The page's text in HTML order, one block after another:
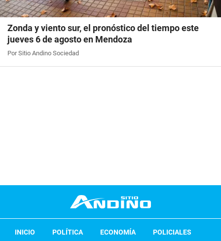
Zonda y viento sur, el pronóstico del tiempo este
jueves 6 de agosto en Mendoza
Por Sitio Andino Sociedad
INICIO POLÍTICA ECONOMÍA POLICIALES